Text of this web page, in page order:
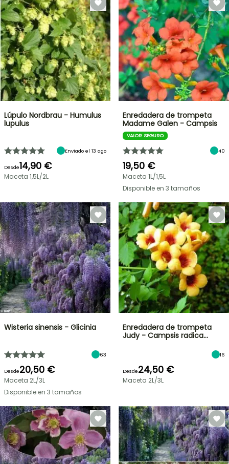
Lúpulo Nordbrau - Humulus
lupulus
Enviado el 13 ago
Desde14,90 €
Maceta 1,5L/2L
Enredadera de trompeta
Madame Galen - Campsis
VALOR SEGURO
40
19,50 €
Maceta 1L/1,5L
Disponible en 3 tamaños
Wisteria sinensis - Glicinia
63
Desde20,50 €
Maceta 2L/3L
Disponible en 3 tamaños
Enredadera de trompeta
Judy - Campsis radica…
16
Desde24,50 €
Maceta 2L/3L